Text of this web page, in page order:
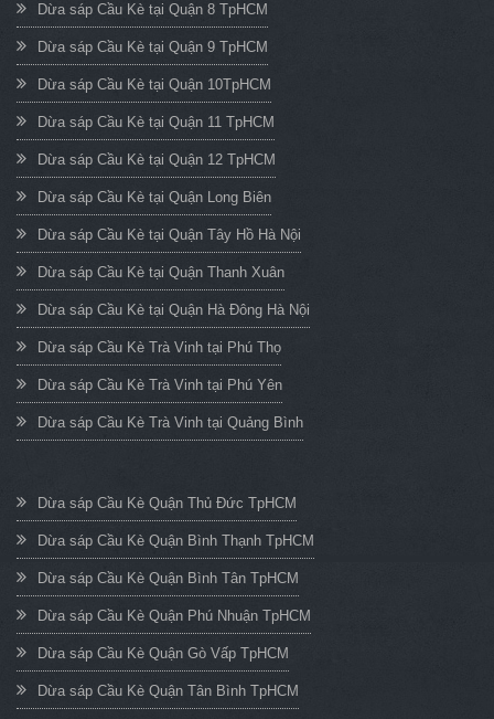
Dừa sáp Cầu Kè tại Quận 8 TpHCM
Dừa sáp Cầu Kè tại Quận 9 TpHCM
Dừa sáp Cầu Kè tại Quận 10TpHCM
Dừa sáp Cầu Kè tại Quận 11 TpHCM
Dừa sáp Cầu Kè tại Quận 12 TpHCM
Dừa sáp Cầu Kè tại Quận Long Biên
Dừa sáp Cầu Kè tại Quận Tây Hồ Hà Nội
Dừa sáp Cầu Kè tại Quận Thanh Xuân
Dừa sáp Cầu Kè tại Quận Hà Đông Hà Nội
Dừa sáp Cầu Kè Trà Vinh tại Phú Thọ
Dừa sáp Cầu Kè Trà Vinh tại Phú Yên
Dừa sáp Cầu Kè Trà Vinh tại Quảng Bình
Dừa sáp Cầu Kè Quận Thủ Đức TpHCM
Dừa sáp Cầu Kè Quận Bình Thạnh TpHCM
Dừa sáp Cầu Kè Quận Bình Tân TpHCM
Dừa sáp Cầu Kè Quận Phú Nhuận TpHCM
Dừa sáp Cầu Kè Quận Gò Vấp TpHCM
Dừa sáp Cầu Kè Quận Tân Bình TpHCM